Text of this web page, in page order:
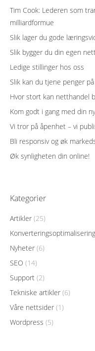
Tim Cook: Lederen som
milliardformue
Slik lager du gode
Slik bygger du din egen
Ledige stillinger hos oss
Slik kan du tjene penger
Hvor stort kan netthandel
Kom godt i gang med din
Vi tror på åpenhet – vi
Bli responsiv og øk
Øk synligheten din online!
Kategorier
Artikler (25)
Konverteringsoptimalisering
Nyheter (6)
SEO (14)
Support (2)
Tekniske artikler (6)
Våre nettsider (1)
Wordpress (5)